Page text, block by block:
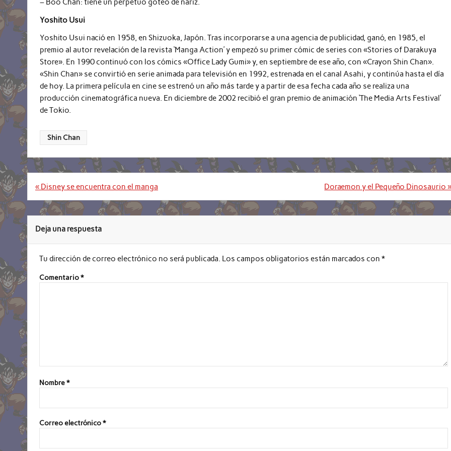
– Boo Chan: tiene un perpetuo goteo de nariz.
Yoshito Usui
Yoshito Usui nació en 1958, en Shizuoka, Japón. Tras incorporarse a una agencia de publicidad, ganó, en 1985, el
premio al autor revelación de la revista ‘Manga Action’ y empezó su primer cómic de series con «Stories of Darakuya
Store». En 1990 continuó con los cómics «Office Lady Gumi» y, en septiembre de ese año, con «Crayon Shin Chan».
«Shin Chan» se convirtió en serie animada para televisión en 1992, estrenada en el canal Asahi, y continúa hasta el día
de hoy. La primera película en cine se estrenó un año más tarde y a partir de esa fecha cada año se realiza una
producción cinematográfica nueva. En diciembre de 2002 recibió el gran premio de animación ‘The Media Arts Festival’
de Tokio.
Shin Chan
Navegación
entradas
« Disney se encuentra con el manga Doraemon y el Pequeño Dinosaurio
Deja una respuesta
Tu dirección de correo electrónico no será publicada. Los campos obligatorios están marcados con *
Comentario*
Nombre*
Correo electrónico*